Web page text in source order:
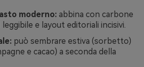
moderno: abbina con carbone
e layout editoriali incisivi.
può sembrare estiva (sorbetto)
e cacao) a seconda della